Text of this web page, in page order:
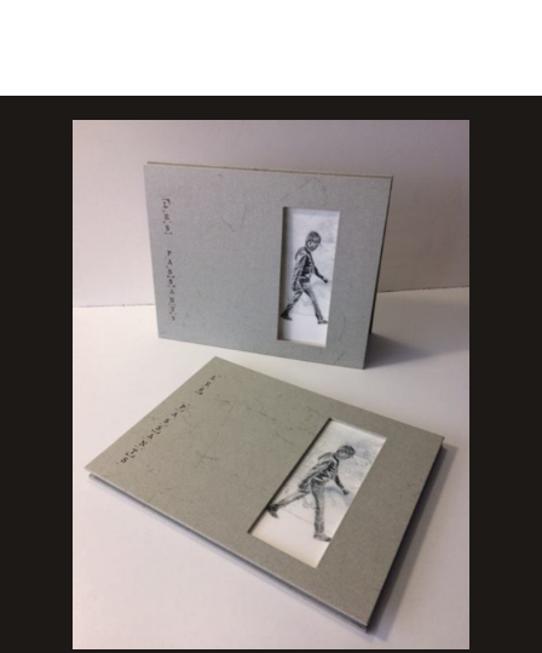
Tirage limité : série rouge
Tirage limité
Reliure accordéon pour ces livres d'artistes en